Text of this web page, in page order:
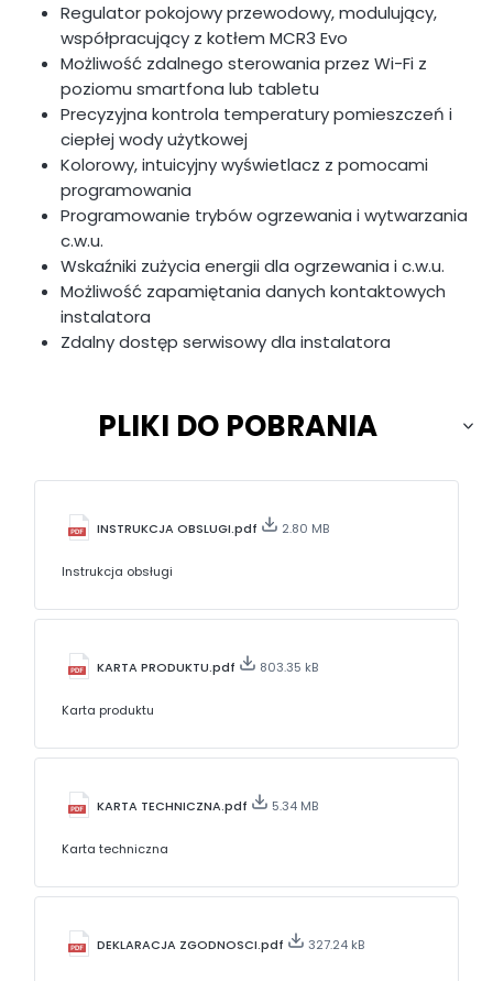
Regulator pokojowy przewodowy, modulujący,
współpracujący z kotłem MCR3 Evo
Możliwość zdalnego sterowania przez Wi-Fi z
poziomu smartfona lub tabletu
Precyzyjna kontrola temperatury pomieszczeń i
ciepłej wody użytkowej
Kolorowy, intuicyjny wyświetlacz z pomocami
programowania
Programowanie trybów ogrzewania i wytwarzania
c.w.u.
Wskaźniki zużycia energii dla ogrzewania i c.w.u.
Możliwość zapamiętania danych kontaktowych
instalatora
Zdalny dostęp serwisowy dla instalatora
PLIKI DO POBRANIA
INSTRUKCJA OBSLUGI.pdf 2.80 MB
Instrukcja obsługi
KARTA PRODUKTU.pdf 803.35 kB
Karta produktu
KARTA TECHNICZNA.pdf 5.34 MB
Karta techniczna
DEKLARACJA ZGODNOSCI.pdf 327.24 kB